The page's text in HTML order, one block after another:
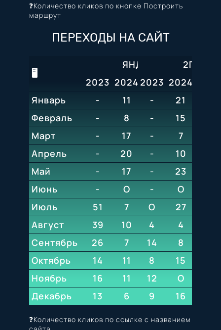
❓Количество кликов по кнопке Построить
маршрут
ПЕРЕХОДЫ НА САЙТ
🖥️
Январь
Февраль
Март
Апрель
Май
Июнь
Июль
Август
Сентябрь
Октябрь
Ноябрь
Декабрь
ЯНДЕКС
2023 2024 2025
2026
-
11 7
12
-
8
3
-
17
2
-
20
8
-
17
5
-
O
20
51
7
6
39
10
10
26
7
4
14
11
6
16
11
8
13
6 10
2ГИС
2023 2024
-
21
-
15
-
7
-
10
-
23
-
О
О
27
4
4
14
8
8
15
12
О
9
16
❓Количество кликов по ссылке с названием